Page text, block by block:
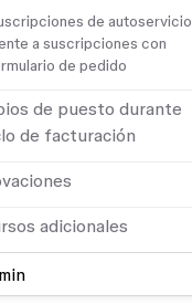
de autoservicio
a suscripciones con
de pedido
de puesto durante
de facturación
adicionales
min